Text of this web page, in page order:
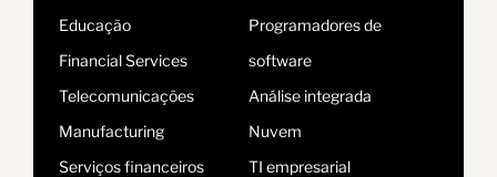
Educação
Financial Services
Telecomunicações
Manufacturing
Serviços financeiros
Programadores de
software
Análise integrada
Nuvem
TI empresarial